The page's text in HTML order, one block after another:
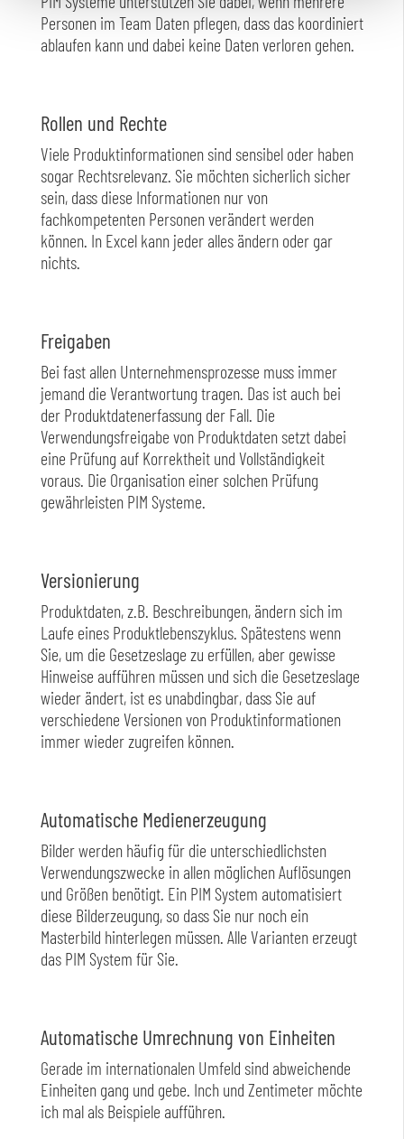
Personen im Team Daten pflegen, dass das koordiniert
ablaufen kann und dabei keine Daten verloren gehen.
Rollen und Rechte
Viele Produktinformationen sind sensibel oder haben
sogar Rechtsrelevanz. Sie möchten sicherlich sicher
sein, dass diese Informationen nur von
fachkompetenten Personen verändert werden
können. In Excel kann jeder alles ändern oder gar
nichts.
Freigaben
Bei fast allen Unternehmensprozesse muss immer
jemand die Verantwortung tragen. Das ist auch bei
der Produktdatenerfassung der Fall. Die
Verwendungsfreigabe von Produktdaten setzt dabei
eine Prüfung auf Korrektheit und Vollständigkeit
voraus. Die Organisation einer solchen Prüfung
gewährleisten PIM Systeme.
Versionierung
Produktdaten, z.B. Beschreibungen, ändern sich im
Laufe eines Produktlebenszyklus. Spätestens wenn
Sie, um die Gesetzeslage zu erfüllen, aber gewisse
Hinweise aufführen müssen und sich die Gesetzeslage
wieder ändert, ist es unabdingbar, dass Sie auf
verschiedene Versionen von Produktinformationen
immer wieder zugreifen können.
Automatische Medienerzeugung
Bilder werden häufig für die unterschiedlichsten
Verwendungszwecke in allen möglichen Auflösungen
und Größen benötigt. Ein PIM System automatisiert
diese Bilderzeugung, so dass Sie nur noch ein
Masterbild hinterlegen müssen. Alle Varianten erzeugt
das PIM System für Sie.
Automatische Umrechnung von Einheiten
Gerade im internationalen Umfeld sind abweichende
Einheiten gang und gebe. Inch und Zentimeter möchte
ich mal als Beispiele aufführen.